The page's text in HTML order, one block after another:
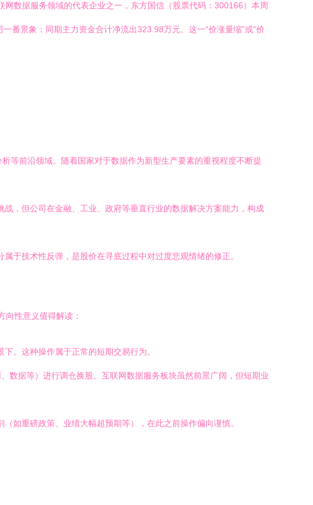
数据服务领域的代表企业之一，东方国信（股票代码：300166）本周
番景象：同期主力资金合计净流出323.98万元。这一“价涨量缩”或“价
等前沿领域。随着国家对于数据作为新型生产要素的重视程度不断提
，但公司在金融、工业、政府等垂直行业的数据解决方案能力，构成
于技术性反弹，是股价在寻底过程中对过度悲观情绪的修正。
性意义值得解读：
。这种操作属于正常的短期交易行为。
数据等）进行调仓换股。互联网数据服务板块虽然前景广阔，但短期业
如重磅政策、业绩大幅超预期等），在此之前操作偏向谨慎。